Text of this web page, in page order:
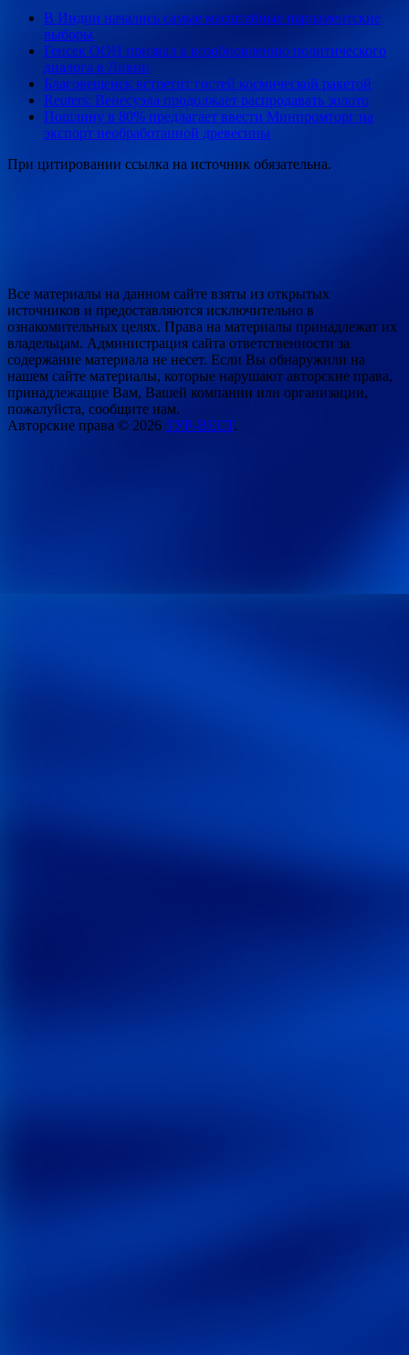
В Индии начались самые масштабные парламентские
выборы
Генсек ООН призвал к возобновлению политического
диалога в Ливии
Благовещенск встретит гостей космической ракетой
Reuters: Венесуэла продолжает распродавать золото
Пошлину в 80% предлагает ввести Минпромторг на
экспорт необработанной древесины
При цитировании ссылка на источник обязательна.
Все материалы на данном сайте взяты из открытых
источников и предоставляются исключительно в
ознакомительных целях. Права на материалы принадлежат их
владельцам. Администрация сайта ответственности за
содержание материала не несет. Если Вы обнаружили на
нашем сайте материалы, которые нарушают авторские права,
принадлежащие Вам, Вашей компании или организации,
пожалуйста, сообщите нам.
Авторские права © 2026 ТУР-ВЕСТ.